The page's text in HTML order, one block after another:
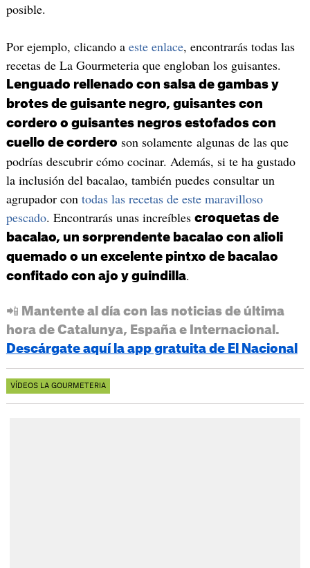
posible.
Por ejemplo, clicando a este enlace, encontrarás todas las
recetas de La Gourmeteria que engloban los guisantes.
Lenguado rellenado con salsa de gambas y
brotes de guisante negro, guisantes con
cordero o guisantes negros estofados con
cuello de cordero son solamente algunas de las que
podrías descubrir cómo cocinar. Además, si te ha gustado
la inclusión del bacalao, también puedes consultar un
agrupador con todas las recetas de este maravilloso
pescado. Encontrarás unas increíbles croquetas de
bacalao, un sorprendente bacalao con alioli
quemado o un excelente pintxo de bacalao
confitado con ajo y guindilla.
📲 Mantente al día con las noticias de última
hora de Catalunya, España e Internacional.
Descárgate aquí la app gratuita de El Nacional
VÍDEOS LA GOURMETERIA